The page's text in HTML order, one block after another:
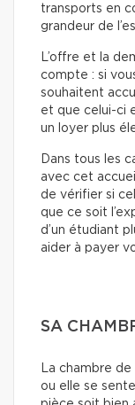
transports en
grandeur de
L’offre et la
compte : si
souhaitent
et que celui-ci
un loyer plus
Dans tous les
avec cet
de vérifier si
que ce soit
d’un étudiant
aider à payer
SA
La chambre
ou elle se